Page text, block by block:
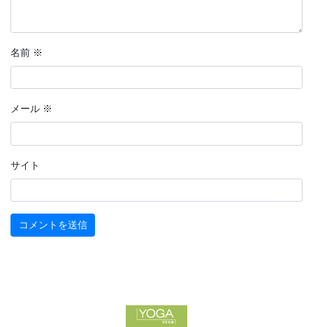
名前 ※
メール ※
サイト